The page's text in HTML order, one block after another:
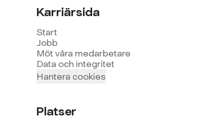
Karriärsida
Start
Jobb
Möt våra medarbetare
Data och integritet
Hantera cookies
Platser